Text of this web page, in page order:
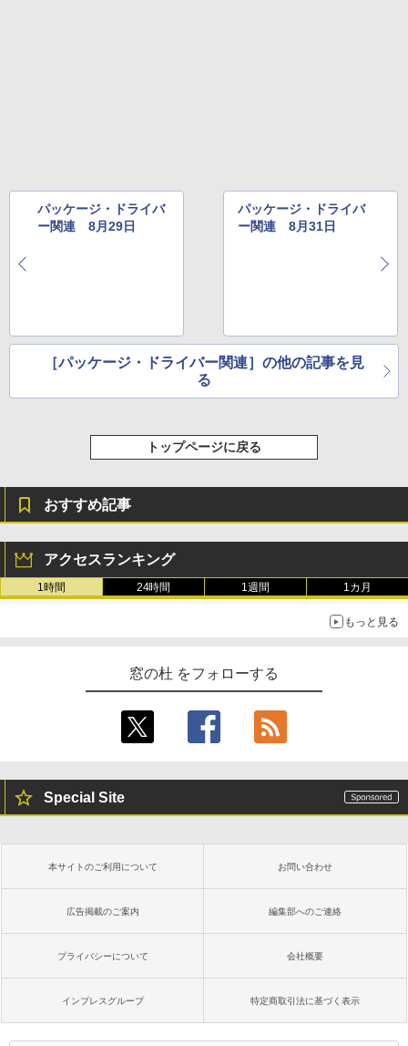
パッケージ・ドライバ
ー関連 8月29日
パッケージ・ドライバ
ー関連 8月31日
［パッケージ・ドライバー関連］の他の記事を見
る
トップページに戻る
おすすめ記事
アクセスランキング
1時間 24時間 1週間 1カ月
もっと見る
窓の杜 をフォローする
Special Site
本サイトのご利用について お問い合わせ
広告掲載のご案内 編集部へのご連絡
プライバシーについて 会社概要
インプレスグループ 特定商取引法に基づく表示